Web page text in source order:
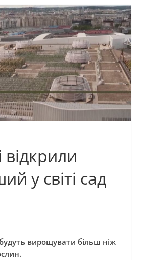
у світі сад
вирощувати більш ніж